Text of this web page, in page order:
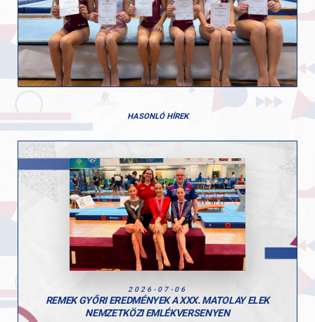
HASONLÓ HÍREK
2026-07-06
REMEK GYŐRI EREDMÉNYEK A XXX. MATOLAY ELEK
NEMZETKÖZI EMLÉKVERSENYEN